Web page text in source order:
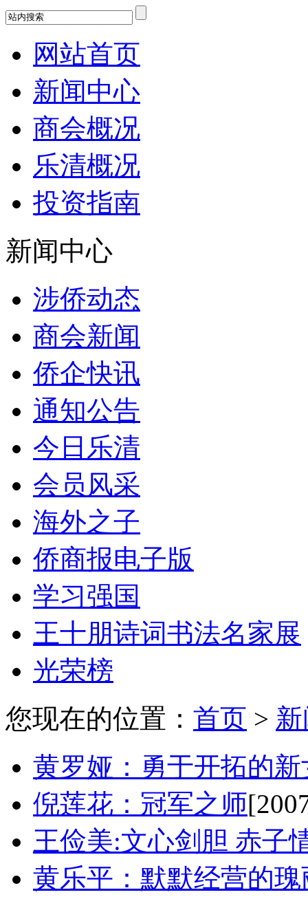
网站首页
新闻中心
商会概况
乐清概况
投资指南
新闻中心
涉侨动态
商会新闻
侨企快讯
通知公告
今日乐清
会员风采
海外之子
侨商报电子版
学习强国
王十朋诗词书法名家展
光荣榜
您现在的位置： 首页 >
黄罗娅：勇于开拓的新
倪莲花：冠军之师
王俭美:文心剑胆 赤子
黄乐平：默默经营的